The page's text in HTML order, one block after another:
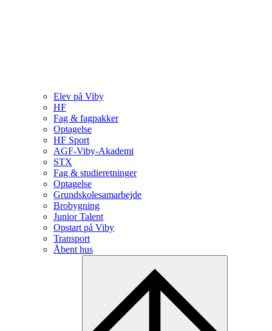
Elev på Viby
HF
Fag & fagpakker
Optagelse
HF Sport
AGF-Viby-Akademi
STX
Fag & studieretninger
Optagelse
Grundskolesamarbejde
Brobygning
Junior Talent
Opstart på Viby
Transport
Åbent hus